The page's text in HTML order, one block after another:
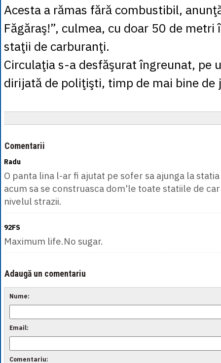
1 XDR
= 5.9383
1 ZAR
= 0.2318
Acesta a rămas fără combustibil,
Făgăraş!”, culmea, cu doar 50 de metri
staţii de carburanţi.
Circulaţia s-a desfăşurat îngreunat, pe
dirijată de poliţişti, timp de mai bine de
Comentarii
Radu
O panta lina l-ar fi ajutat pe sofer sa ajunga la
acum sa se construasca dom'le toate statiile de
nivelul strazii.
92FS
Maximum life.No sugar.
Adaugă un comentariu
Nume:
Email:
Comentariu: